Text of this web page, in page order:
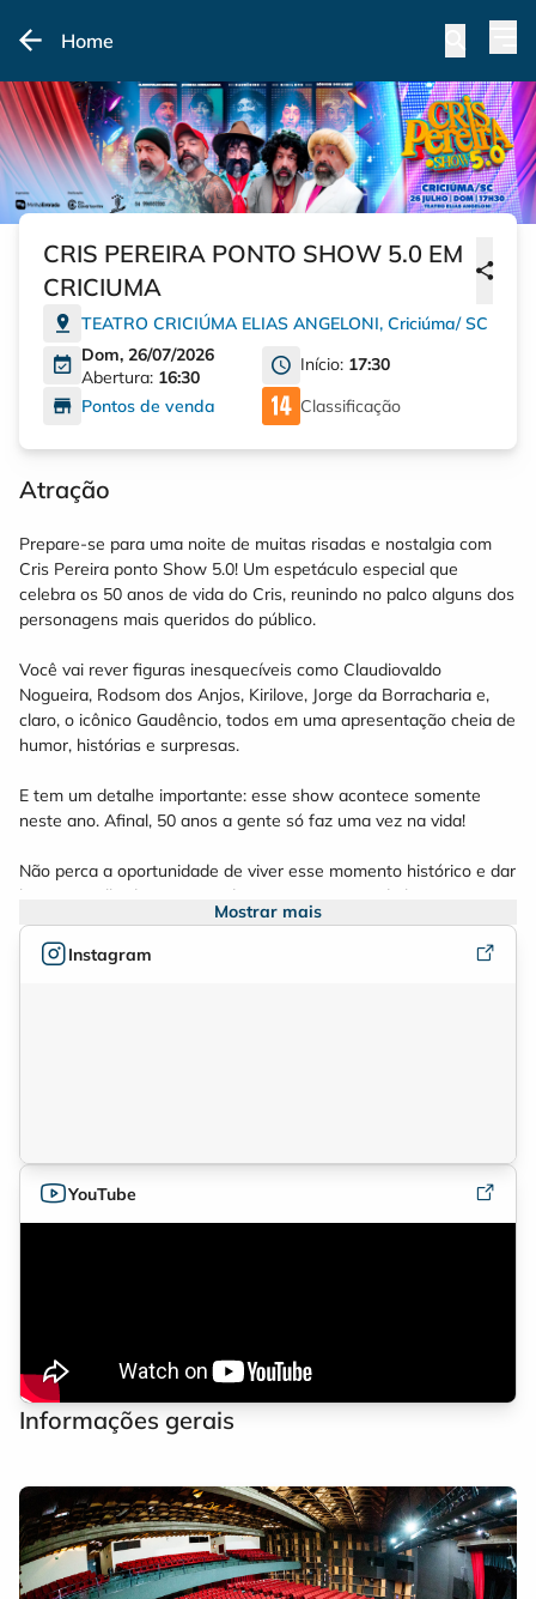
Home
CRIS PEREIRA PONTO SHOW 5.0 EM
CRICIUMA
TEATRO CRICIÚMA ELIAS ANGELONI, Criciúma/SC
Dom, 26/07/2026
Abertura: 16:30
Início: 17:30
Pontos de venda
Classificação
Atração
Prepare-se para uma noite de muitas risadas e nostalgia com
Cris Pereira ponto Show 5.0! Um espetáculo especial que
celebra os 50 anos de vida do Cris, reunindo no palco alguns dos
personagens mais queridos do público.
Você vai rever figuras inesquecíveis como Claudiovaldo
Nogueira, Rodsom dos Anjos, Kirilove, Jorge da Borracharia e,
claro, o icônico Gaudêncio, todos em uma apresentação cheia de
humor, histórias e surpresas.
E tem um detalhe importante: esse show acontece somente
neste ano. Afinal, 50 anos a gente só faz uma vez na vida!
Não perca a oportunidade de viver esse momento histórico e dar
boas gargalhadas com um dos maiores nomes do humor.
Mostrar mais
Instagram
YouTube
Informações gerais